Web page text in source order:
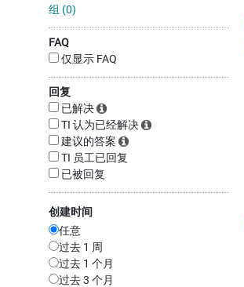
组 (0)
FAQ
仅显示 FAQ
回复
已解决
TI 认为已经解决
建议的答案
TI 员工已回复
已被回复
创建时间
任意
过去 1 周
过去 1 个月
过去 3 个月